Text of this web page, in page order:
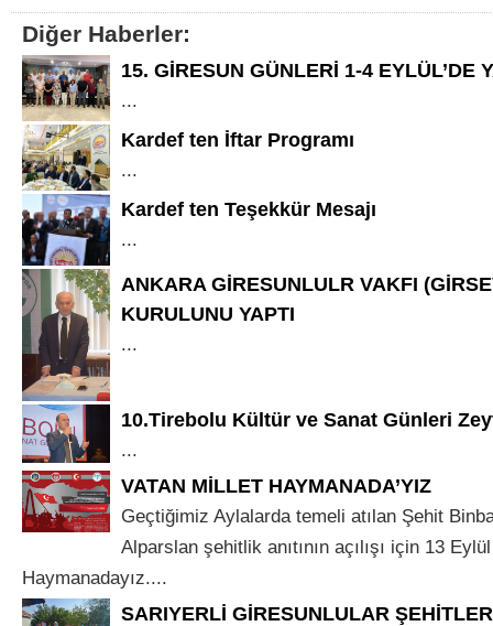
Diğer Haberler:
15. GİRESUN GÜNLERİ 1-4 EYLÜL’DE
...
Kardef ten İftar Programı
...
Kardef ten Teşekkür Mesajı
...
ANKARA GİRESUNLULR VAKFI
KURULUNU YAPTI
...
10.Tirebolu Kültür ve Sanat Günleri
...
VATAN MİLLET HAYMANADA’YIZ
Geçtiğimiz Aylalarda temeli atılan Şehit
Alparslan şehitlik anıtının açılışı için 13
Haymanadayız....
SARIYERLİ GİRESUNLULAR